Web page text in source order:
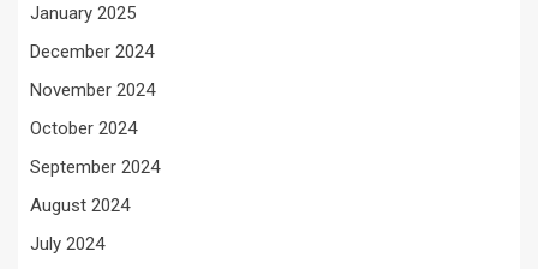
January 2025
December 2024
November 2024
October 2024
September 2024
August 2024
July 2024